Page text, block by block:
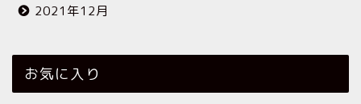
2021年12月
お気に入り